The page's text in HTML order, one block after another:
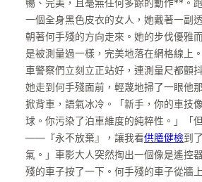
暢、完美，且毫無任何多餘的動作**。
一個全身黑色皮衣的女人，她戴著一副
朝著何手殘的方向走來。她的步伐優雅
是被測量過一樣，完美地落在網格線上
車警察們立刻立正站好，連測量尺都顫
她走到何手殘面前，輕蔑地掃了一眼他
掀背車，語氣冰冷。「新手，你的車技
球。你污染了泊車維度的純粹性。」「
——『永不放棄』，讓我看供膳健檢到
氣。」車影大人突然掏出一個像是遙控
殘的車子按了一下。何手殘的車子從牆上